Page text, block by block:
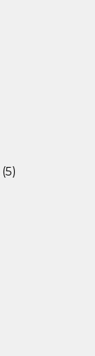
(5)